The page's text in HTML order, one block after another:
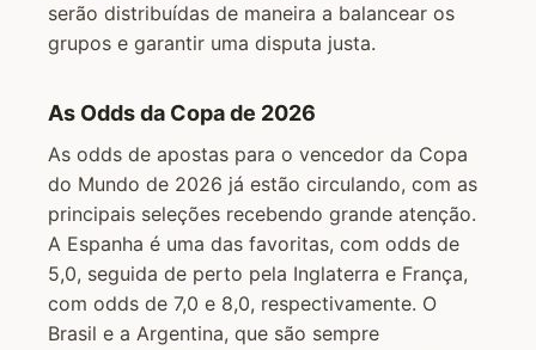
serão distribuídas de maneira a balancear os
grupos e garantir uma disputa justa.
As Odds da Copa de 2026
As odds de apostas para o vencedor da Copa
do Mundo de 2026 já estão circulando, com as
principais seleções recebendo grande atenção.
A Espanha é uma das favoritas, com odds de
5,0, seguida de perto pela Inglaterra e França,
com odds de 7,0 e 8,0, respectivamente. O
Brasil e a Argentina, que são sempre